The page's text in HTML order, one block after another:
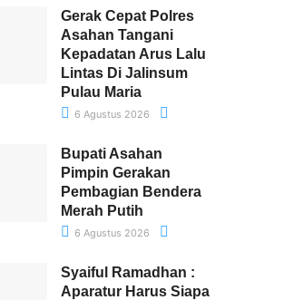
Gerak Cepat Polres
Asahan Tangani
Kepadatan Arus Lalu
Lintas Di Jalinsum
Pulau Maria
6 Agustus 2026
Bupati Asahan
Pimpin Gerakan
Pembagian Bendera
Merah Putih
6 Agustus 2026
Syaiful Ramadhan :
Aparatur Harus Siapa